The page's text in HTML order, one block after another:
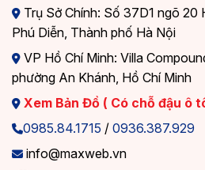
Trụ Sở Chính: Số 37D1 ngõ 20
Phú Diễn, Thành phố Hà Nội
VP Hồ Chí Minh: Villa
phường An Khánh, Hồ Chí Minh
Xem Bản Đồ ( Có chỗ đậu ô
0985.84.1715 / 0936.387.929
info@maxweb.vn